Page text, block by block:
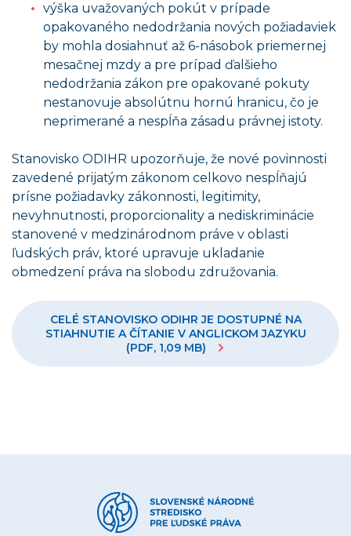
výška uvažovaných pokút v prípade
opakovaného nedodržania nových požiadaviek
by mohla dosiahnuť až 6-násobok priemernej
mesačnej mzdy a pre prípad ďalšieho
nedodržania zákon pre opakované pokuty
nestanovuje absolútnu hornú hranicu, čo je
neprimerané a nespĺňa zásadu právnej istoty.
Stanovisko ODIHR upozorňuje, že nové povinnosti
zavedené prijatým zákonom celkovo nespĺňajú
prísne požiadavky zákonnosti, legitimity,
nevyhnutnosti, proporcionality a nediskriminácie
stanovené v medzinárodnom práve v oblasti
ľudských práv, ktoré upravuje ukladanie
obmedzení práva na slobodu združovania.
CELÉ STANOVISKO ODIHR JE DOSTUPNÉ NA
STIAHNUTIE A ČÍTANIE V ANGLICKOM JAZYKU
(PDF, 1,09 MB)